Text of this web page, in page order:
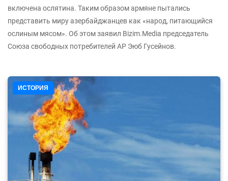
включена ослятина. Таким образом армяне пытались
представить миру азербайджанцев как «народ, питающийся
ослиным мясом». Об этом заявил Bizim.Media председатель
Союза свободных потребителей АР Эюб Гусейнов.
ИСТОРИЯ